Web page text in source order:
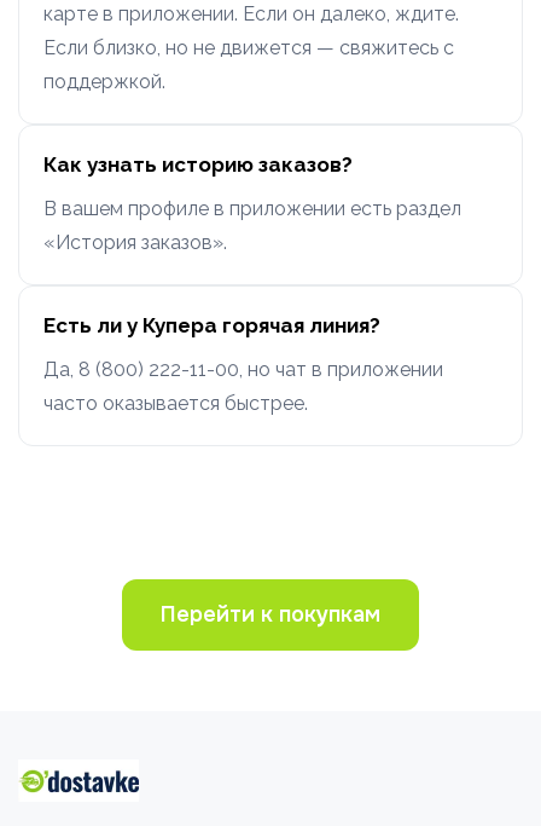
карте в приложении. Если он далеко, ждите.
Если близко, но не движется — свяжитесь с
поддержкой.
Как узнать историю заказов?
В вашем профиле в приложении есть раздел
«История заказов».
Есть ли у Купера горячая линия?
Да, 8 (800) 222-11-00, но чат в приложении
часто оказывается быстрее.
Перейти к покупкам